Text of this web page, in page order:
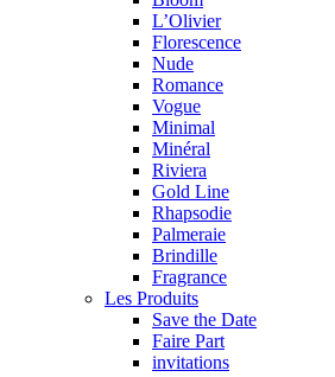
L’Olivier
Florescence
Nude
Romance
Vogue
Minimal
Minéral
Riviera
Gold Line
Rhapsodie
Palmeraie
Brindille
Fragrance
Les Produits
Save the Date
Faire Part
invitations